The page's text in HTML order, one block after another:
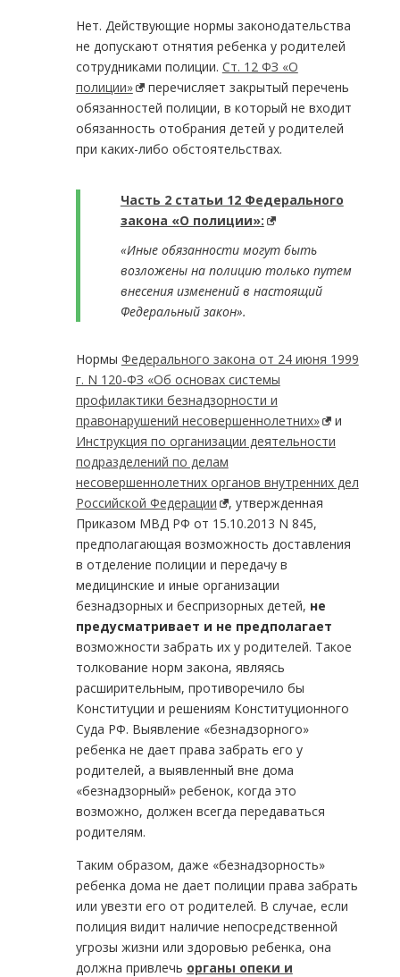
Нет. Действующие нормы законодательства
не допускают отнятия ребенка у родителей
сотрудниками полиции. Ст. 12 ФЗ «О
полиции»
перечисляет закрытый перечень
обязанностей полиции, в который не входит
обязанность отобрания детей у родителей
при каких-либо обстоятельствах.
Часть 2 статьи 12 Федерального
закона «О полиции»:
«Иные обязанности могут быть
возложены на полицию только путем
внесения изменений в настоящий
Федеральный закон».
Нормы Федерального закона от 24 июня 1999
г. N 120-ФЗ «Об основах системы
профилактики безнадзорности и
правонарушений несовершеннолетних»
и
Инструкция по организации деятельности
подразделений по делам
несовершеннолетних органов внутренних дел
Российской Федерации
, утвержденная
Приказом МВД РФ от 15.10.2013 N 845,
предполагающая возможность доставления
в отделение полиции и передачу в
медицинские и иные организации
безнадзорных и беспризорных детей, не
предусматривает и не предполагает
возможности забрать их у родителей. Такое
толкование норм закона, являясь
расширительным, противоречило бы
Конституции и решениям Конституционного
Суда РФ. Выявление «безнадзорного»
ребенка не дает права забрать его у
родителей, а выявленный вне дома
«безнадзорный» ребенок, когда это
возможно, должен всегда передаваться
родителям.
Таким образом, даже «безнадзорность»
ребенка дома не дает полиции права забрать
или увезти его от родителей. В случае, если
полиция видит наличие непосредственной
угрозы жизни или здоровью ребенка, она
должна привлечь органы опеки и